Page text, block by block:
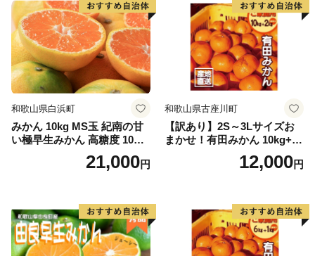
和歌山県白浜町
みかん 10kg MS玉 紀南の甘
い極早生みかん 高糖度 10月
以降発送 マルチ被覆栽培
21,000円
和歌山県古座川町
【訳あり】2S～3Lサイズお
まかせ！有田みかん 10kg+2k
g保証分 11月から12月下旬ま
でに順次発送致します。 / 訳
ん 和歌山 ご家庭用
12,000円